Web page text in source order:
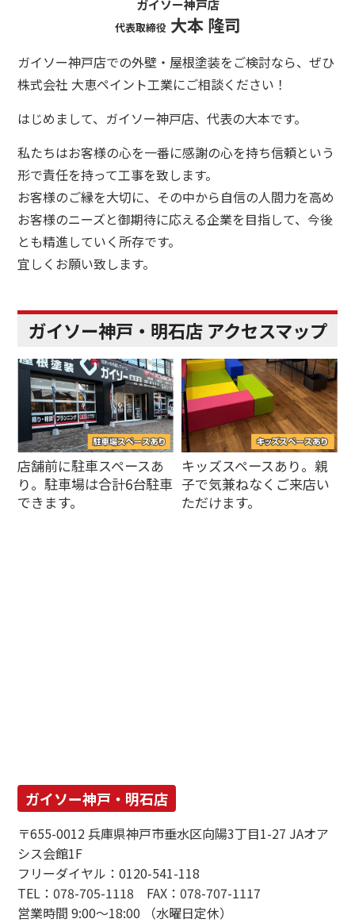
ガイソー神戸店
代表取締役大本 隆司
ガイソー神戸店での外壁・屋根塗装をご検討なら、ぜひ
株式会社 大恵ペイント工業にご相談ください！
はじめまして、ガイソー神戸店、代表の大本です。
私たちはお客様の心を一番に感謝の心を持ち信頼という
形で責任を持って工事を致します。
お客様のご縁を大切に、その中から自信の人間力を高め
お客様のニーズと御期待に応える企業を目指して、今後
とも精進していく所存です。
宜しくお願い致します。
ガイソー神戸・明石店 アクセスマップ
店舗前に駐車スペースあ
り。駐車場は合計6台駐車
できます。
キッズスペースあり。親
子で気兼ねなくご来店い
ただけます。
ガイソー神戸・明石店
〒655-0012 兵庫県神戸市垂水区向陽3丁目1-27 JAオア
シス会館1F
フリーダイヤル：0120-541-118
TEL：078-705-1118 FAX：078-707-1117
営業時間 9:00～18:00 （水曜日定休）